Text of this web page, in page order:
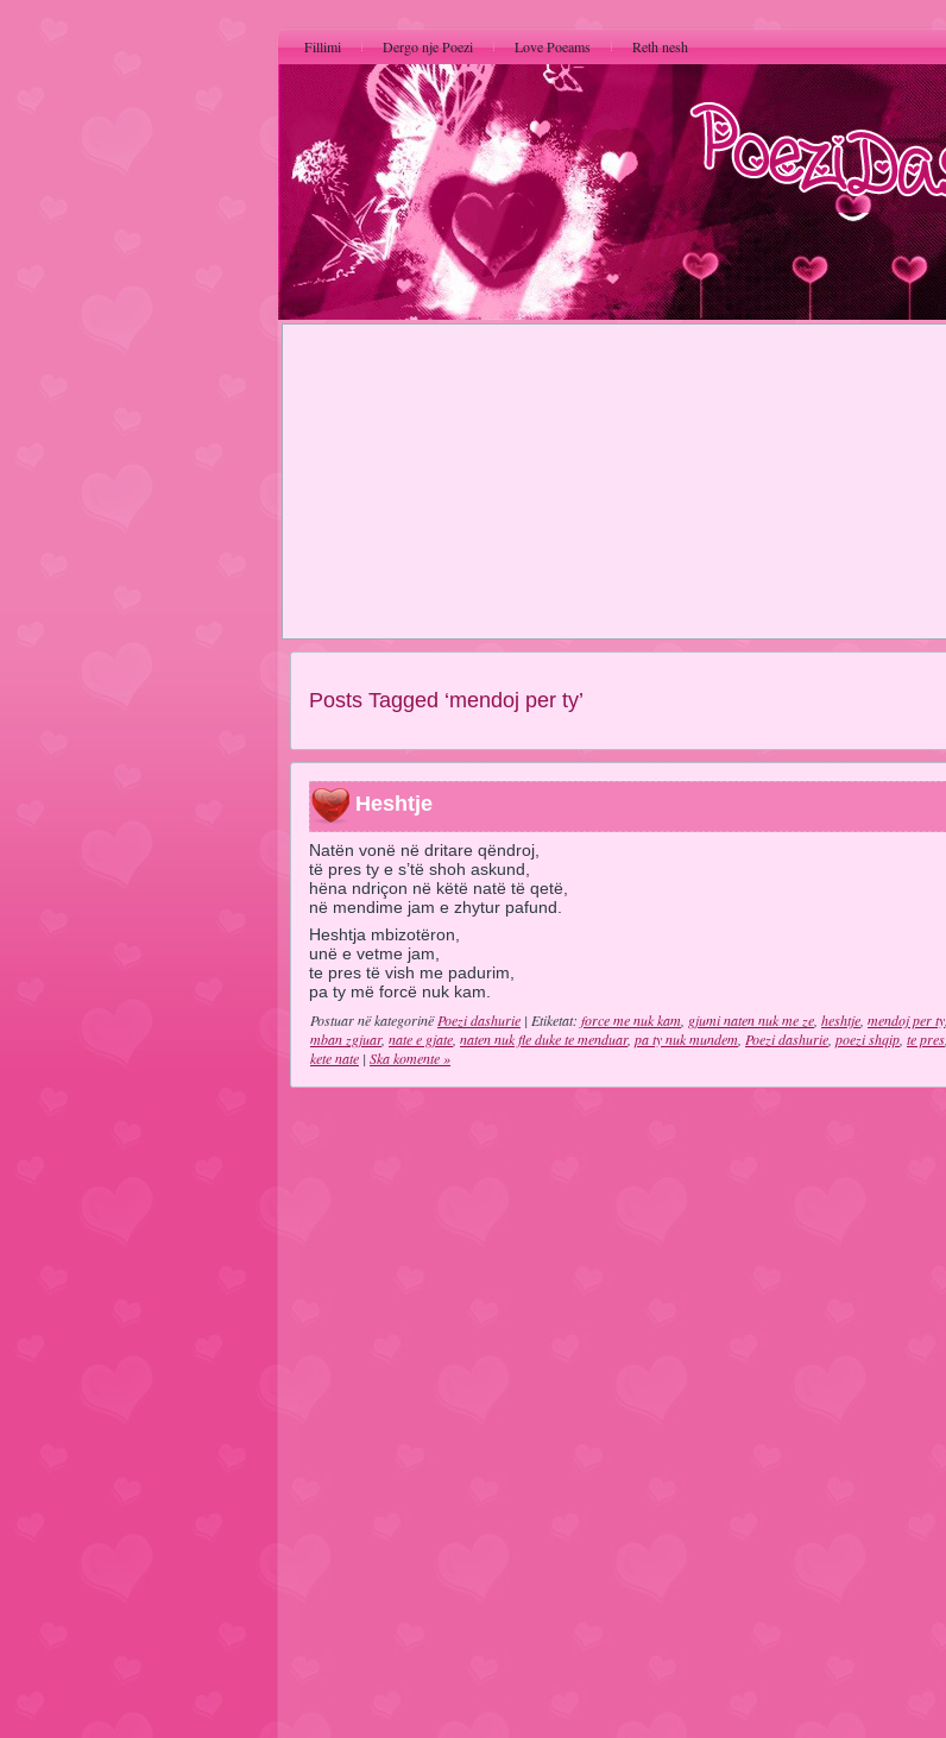
Fillimi Dergo nje Poezi Love Poeams Reth nesh
Posts Tagged ‘mendoj per ty’
Heshtje
Natën vonë në dritare qëndroj,
të pres ty e s’të shoh askund,
hëna ndriçon në këtë natë të qetë,
në mendime jam e zhytur pafund.
Heshtja mbizotëron,
unë e vetme jam,
te pres të vish me padurim,
pa ty më forcë nuk kam.
Postuar në kategorinëPoezi dashurie | Etiketat: force me nuk kam gjumi naten nuk me ze heshtje mendoj per ty
mban zgjuar, nate e gjate naten nuk fle duke te menduar, pa ty nuk mundem Poezi dashurie poezi shqip te pres
kete nate | Ska komente »